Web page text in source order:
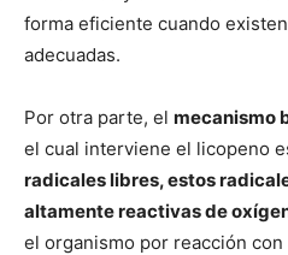
forma eficiente cuando
adecuadas.
Por otra parte, el mecanismo
el cual interviene el licopeno
radicales libres, estos
altamente reactivas de
el organismo por reacción